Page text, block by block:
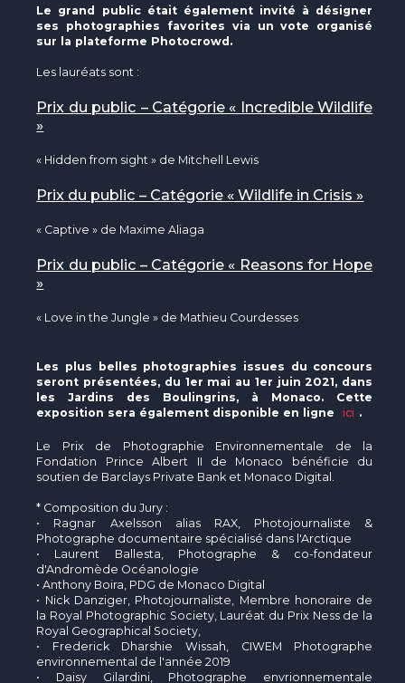
Le grand public était également invité à désigner
ses photographies favorites via un vote organisé
sur la plateforme Photocrowd.
Les lauréats sont :
Prix du public – Catégorie « Incredible Wildlife
»
« Hidden from sight » de Mitchell Lewis
Prix du public – Catégorie « Wildlife in Crisis »
« Captive » de Maxime Aliaga
Prix du public – Catégorie « Reasons for Hope
»
« Love in the Jungle » de Mathieu Courdesses
Les plus belles photographies issues du concours
seront présentées, du 1er mai au 1er juin 2021, dans
les Jardins des Boulingrins, à Monaco. Cette
exposition sera également disponible en ligne
ici .
Le Prix de Photographie Environnementale de la
Fondation Prince Albert II de Monaco bénéficie du
soutien de Barclays Private Bank et Monaco Digital.
* Composition du Jury :
• Ragnar Axelsson alias RAX, Photojournaliste &
Photographe documentaire spécialisé dans l'Arctique
• Laurent Ballesta, Photographe & co-fondateur
d'Andromède Océanologie
• Anthony Boira, PDG de Monaco Digital
• Nick Danziger, Photojournaliste, Membre honoraire de
la Royal Photographic Society, Lauréat du Prix Ness de la
Royal Geographical Society,
• Frederick Dharshie Wissah, CIWEM Photographe
environnemental de l'année 2019
• Daisy Gilardini, Photographe envrionnementale